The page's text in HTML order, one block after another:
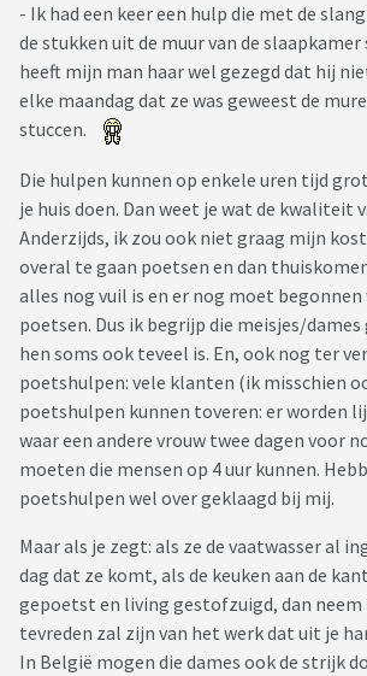
- Ik had een keer een hulp die met de
de stukken uit de muur van de
heeft mijn man haar wel gezegd dat hij
elke maandag dat ze was geweest de
stuccen.
Die hulpen kunnen op enkele uren tijd
je huis doen. Dan weet je wat de kwaliteit
Anderzijds, ik zou ook niet graag mijn
overal te gaan poetsen en dan
alles nog vuil is en er nog moet
poetsen. Dus ik begrijp die meisjes/
hen soms ook teveel is. En, ook nog ter
poetshulpen: vele klanten (ik misschien
poetshulpen kunnen toveren: er worden
waar een andere vrouw twee dagen voor
moeten die mensen op 4 uur kunnen.
poetshulpen wel over geklaagd bij mij.
Maar als je zegt: als ze de vaatwasser al
dag dat ze komt, als de keuken aan de
gepoetst en living gestofzuigd, dan neem
tevreden zal zijn van het werk dat uit je
In België mogen die dames ook de strijk